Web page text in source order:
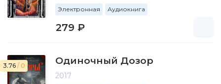
Электронная Аудиокнига
279 ₽
3.76 / 0 Одиночный Дозор
2017